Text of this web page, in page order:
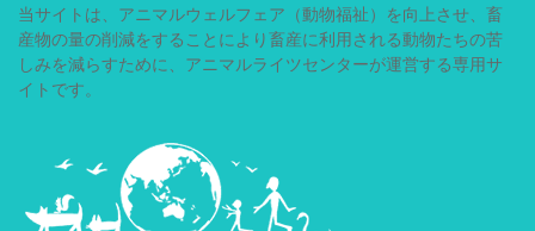
当サイトは、アニマルウェルフェア（動物福祉）を向上させ、畜
産物の量の削減をすることにより畜産に利用される動物たちの苦
しみを減らすために、アニマルライツセンターが運営する専用サ
イトです。